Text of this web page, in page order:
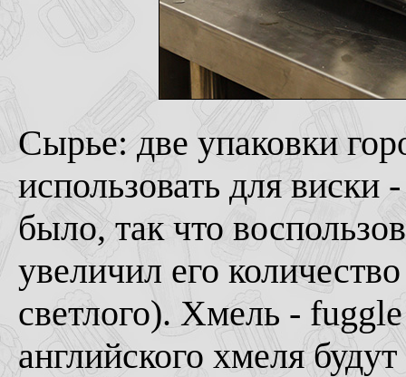
Сырье: две упаковки
использовать для
было, так что
увеличил его
светлого). Хмель -
английского хмеля